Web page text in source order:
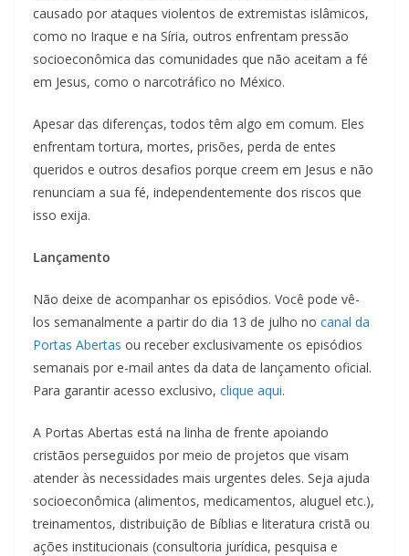
causado por ataques violentos de extremistas islâmicos,
como no Iraque e na Síria, outros enfrentam pressão
socioeconômica das comunidades que não aceitam a fé
em Jesus, como o narcotráfico no México.
Apesar das diferenças, todos têm algo em comum. Eles
enfrentam tortura, mortes, prisões, perda de entes
queridos e outros desafios porque creem em Jesus e não
renunciam a sua fé, independentemente dos riscos que
isso exija.
Lançamento
Não deixe de acompanhar os episódios. Você pode vê-
los semanalmente a partir do dia 13 de julho no canal da
Portas Abertas ou receber exclusivamente os episódios
semanais por e-mail antes da data de lançamento oficial.
Para garantir acesso exclusivo, clique aqui.
A Portas Abertas está na linha de frente apoiando
cristãos perseguidos por meio de projetos que visam
atender às necessidades mais urgentes deles. Seja ajuda
socioeconômica (alimentos, medicamentos, aluguel etc.),
treinamentos, distribuição de Bíblias e literatura cristã ou
ações institucionais (consultoria jurídica, pesquisa e